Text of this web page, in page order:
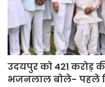
उदयपुर को 421 करोड़
भजनलाल बोले- पहले